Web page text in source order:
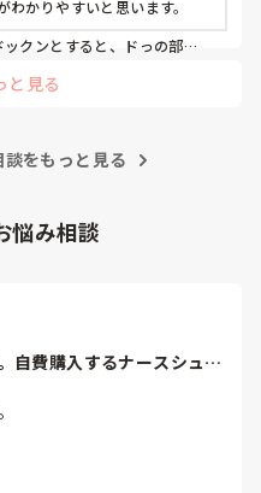
かりやすいと思います。
クンとすると、ドっの部分
らも）収縮する。右心房に溜
ーって血液送るので、右心
号をとらえたものが、p
ません。YouTubeなどで、
と見る
談をもっと見る
悩み相談
自費購入するナースシュー
で使用してる靴)っていく